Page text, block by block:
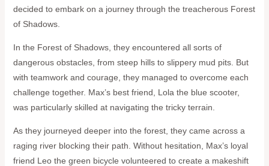
decided to embark on a journey through the treacherous Forest
of Shadows.
In the Forest of Shadows, they‍ encountered all sorts of
dangerous obstacles, ‍from ‌steep⁣ hills to slippery mud​ pits. But
with teamwork and courage,​ they managed to ​overcome each
challenge together. Max’s best friend, Lola the ⁢blue scooter,
was​ particularly skilled at navigating the ‍tricky terrain.
As they ⁣journeyed deeper into the forest, they came across a
raging river blocking their path. Without hesitation, ‌Max’s loyal
friend Leo the green⁣ bicycle volunteered to create a makeshift‌